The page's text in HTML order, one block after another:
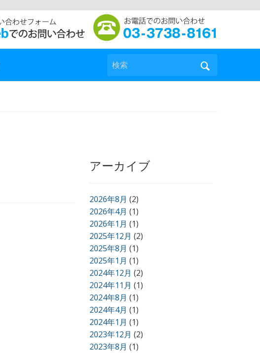
検索
アーカイブ
2026年8月 (2)
2026年4月 (1)
2026年1月 (1)
2025年12月 (2)
2025年8月 (1)
2025年1月 (1)
2024年12月 (2)
2024年11月 (1)
2024年8月 (1)
2024年4月 (1)
2024年1月 (1)
2023年12月 (2)
2023年8月 (1)